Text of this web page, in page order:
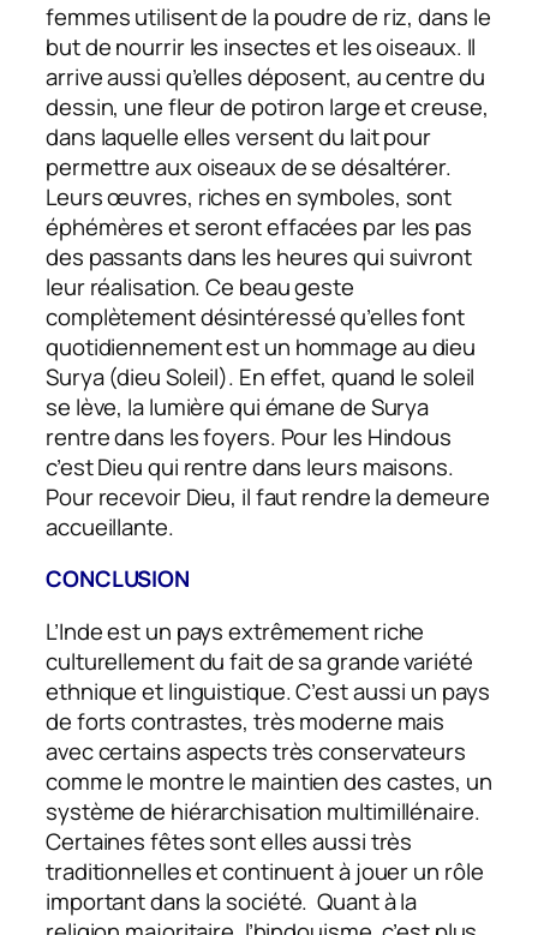
femmes utilisent de la poudre de riz, dans le
but de nourrir les insectes et les oiseaux. Il
arrive aussi qu’elles déposent, au centre du
dessin, une fleur de potiron large et creuse,
dans laquelle elles versent du lait pour
permettre aux oiseaux de se désaltérer.
Leurs œuvres, riches en symboles, sont
éphémères et seront effacées par les pas
des passants dans les heures qui suivront
leur réalisation. Ce beau geste
complètement désintéressé qu’elles font
quotidiennement est un hommage au dieu
Surya (dieu Soleil). En effet, quand le soleil
se lève, la lumière qui émane de Surya
rentre dans les foyers. Pour les Hindous
c’est Dieu qui rentre dans leurs maisons.
Pour recevoir Dieu, il faut rendre la demeure
accueillante.
CONCLUSION
L’Inde est un pays extrêmement riche
culturellement du fait de sa grande variété
ethnique et linguistique. C’est aussi un pays
de forts contrastes, très moderne mais
avec certains aspects très conservateurs
comme le montre le maintien des castes, un
système de hiérarchisation multimillénaire.
Certaines fêtes sont elles aussi très
traditionnelles et continuent à jouer un rôle
important dans la société. Quant à la